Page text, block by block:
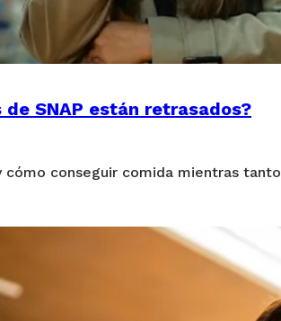
de SNAP están retrasados?
cómo conseguir comida mientras tanto